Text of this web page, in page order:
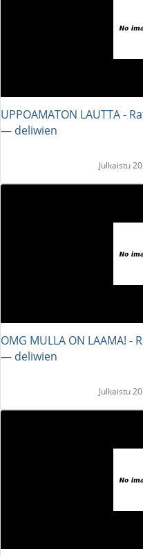
UPPOAMATON LAUTTA -
― deliwien
Julkaistu
OMG MULLA ON LAAMA! -
― deliwien
Julkaistu